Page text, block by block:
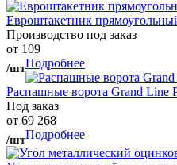
Евроштакетник
Производство под заказ
от 109
/штПодробнее
Распашные ворота Grand Line
Под заказ
от 69 268
/штПодробнее